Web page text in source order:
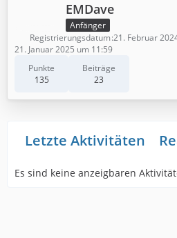
EMDave
Anfänger
Punkte
135
Beiträge
23
Registrierungsdatum 21. Februar
21. Januar 2025 um 11:59
Letzte Aktivitäten
Es sind keine anzeigbaren